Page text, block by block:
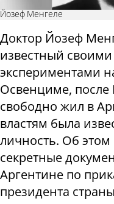
Йозеф Менгеле
Доктор Йозеф
известный
экспериментами
Освенциме,
свободно жил в
властям была
личность. Об этом
секретные
Аргентине по
президента